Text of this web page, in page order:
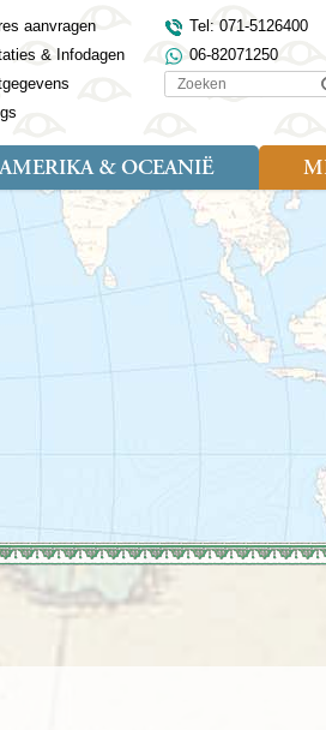
aanvragen
& Infodagen
Tel: 071-5126400
06-82071250
Zoeken
Griekenland
Montenegro
Noord-Macedonië
Noorwegen
Polen
Portugal
Roemenië
Sardinië
Verenigd
Maleisië
Mongolië
Nepal
Oezbekistan
Singapore
Zuid-Korea
& OCEANIË
Landen
Nieuw-Zeeland
Verenigde Staten
Soort reizen
Familiereis (9)
Fietsreis (1)